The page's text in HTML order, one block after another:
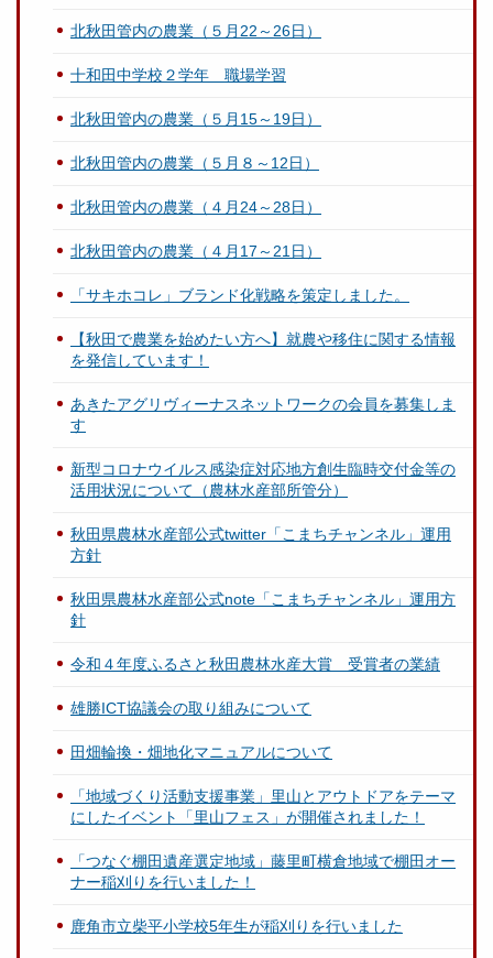
北秋田管内の農業（５月22～26日）
十和田中学校２学年 職場学習
北秋田管内の農業（５月15～19日）
北秋田管内の農業（５月８～12日）
北秋田管内の農業（４月24～28日）
北秋田管内の農業（４月17～21日）
「サキホコレ」ブランド化戦略を策定しました。
【秋田で農業を始めたい方へ】就農や移住に関する情報
を発信しています！
あきたアグリヴィーナスネットワークの会員を募集しま
す
新型コロナウイルス感染症対応地方創生臨時交付金等の
活用状況について（農林水産部所管分）
秋田県農林水産部公式twitter「こまちチャンネル」運用
方針
秋田県農林水産部公式note「こまちチャンネル」運用方
針
令和４年度ふるさと秋田農林水産大賞 受賞者の業績
雄勝ICT協議会の取り組みについて
田畑輪換・畑地化マニュアルについて
「地域づくり活動支援事業」里山とアウトドアをテーマ
にしたイベント「里山フェス」が開催されました！
「つなぐ棚田遺産選定地域」藤里町横倉地域で棚田オー
ナー稲刈りを行いました！
鹿角市立柴平小学校5年生が稲刈りを行いました